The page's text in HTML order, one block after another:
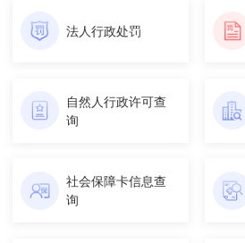
法人行政处罚
自然人行政许可查
询
社会保障卡信息查
询